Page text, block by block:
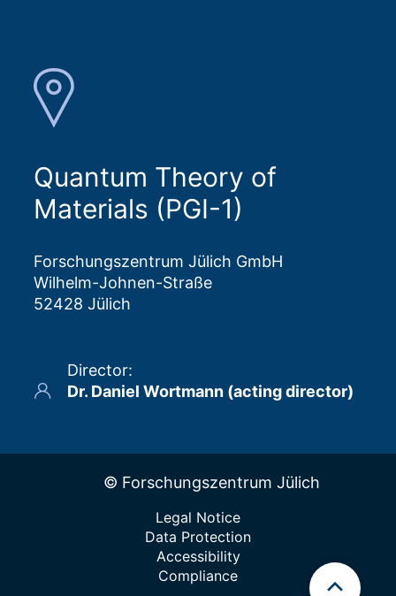
Quantum Theory of
Materials (PGI-1)
Forschungszentrum Jülich GmbH
Wilhelm-Johnen-Straße
52428 Jülich
Director:
Dr. Daniel Wortmann (acting director)
© Forschungszentrum Jülich
Legal Notice
Data Protection
Accessibility
Compliance